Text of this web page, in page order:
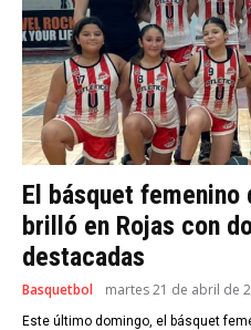
El básquet
brilló en Rojas con
destacadas
Basquetbol martes 21 de abril de
Este último domingo, el básquet